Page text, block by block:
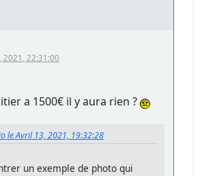
2021, 22:31:00
a 1500€ il y aura rien ?
le Avril 13, 2021, 19:32:28
un exemple de photo qui